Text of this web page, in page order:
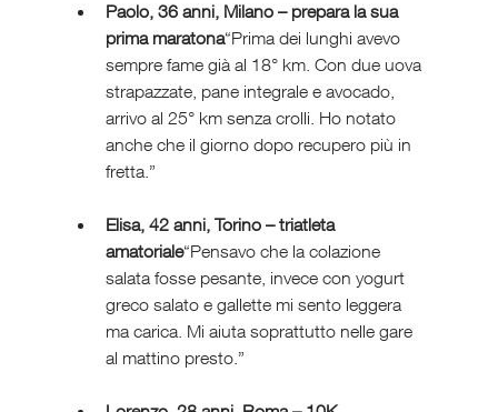
Paolo, 36 anni, Milano – prepara la sua
prima maratona“Prima dei lunghi avevo
sempre fame già al 18° km. Con due uova
strapazzate, pane integrale e avocado,
arrivo al 25° km senza crolli. Ho notato
anche che il giorno dopo recupero più in
fretta.”
Elisa, 42 anni, Torino – triatleta
amatoriale“Pensavo che la colazione
salata fosse pesante, invece con yogurt
greco salato e gallette mi sento leggera
ma carica. Mi aiuta soprattutto nelle gare
al mattino presto.”